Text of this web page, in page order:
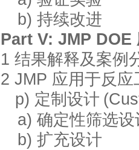
b) 持续改进
Part V: JMP DOE
1 结果解释及案例
2 JMP 应用于反应
p) 定制设计
a)确定性筛选设
b)扩充设计